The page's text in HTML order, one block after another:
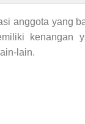
anggota yang
kenangan
lain.